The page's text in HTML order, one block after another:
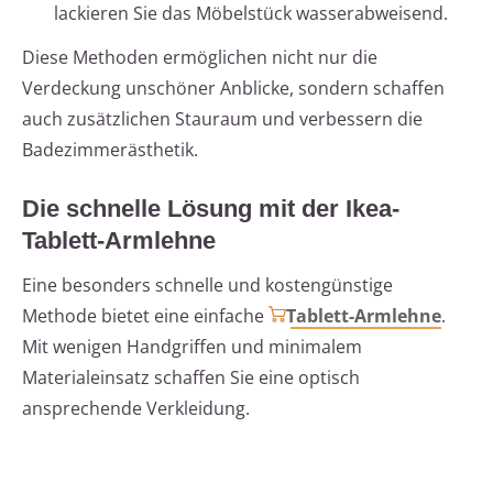
lackieren Sie das Möbelstück wasserabweisend.
Diese Methoden ermöglichen nicht nur die
Verdeckung unschöner Anblicke, sondern schaffen
auch zusätzlichen Stauraum und verbessern die
Badezimmerästhetik.
Die schnelle Lösung mit der Ikea-
Tablett-Armlehne
Eine besonders schnelle und kostengünstige
Methode bietet eine einfache
Tablett-Armlehne.
Mit wenigen Handgriffen und minimalem
Materialeinsatz schaffen Sie eine optisch
ansprechende Verkleidung.